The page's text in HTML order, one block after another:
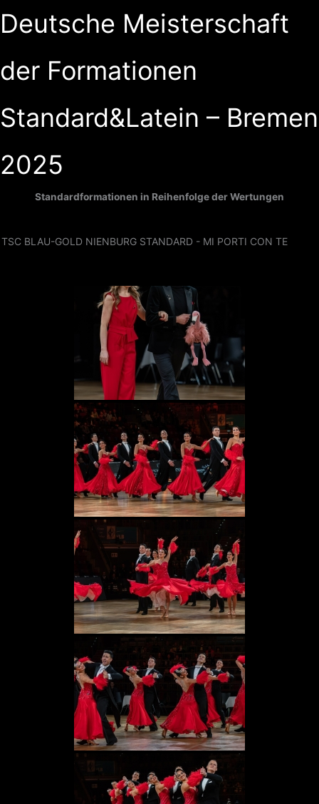
Inhalt
Deutsche Meisterschaft
der Formationen
Standard&Latein – Bremen
2025
Standardformationen in Reihenfolge der Wertungen
TSC BLAU-GOLD NIENBURG STANDARD - MI PORTI CON TE